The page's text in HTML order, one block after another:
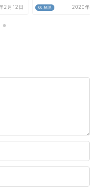
2月12日 00-解説 2020年11